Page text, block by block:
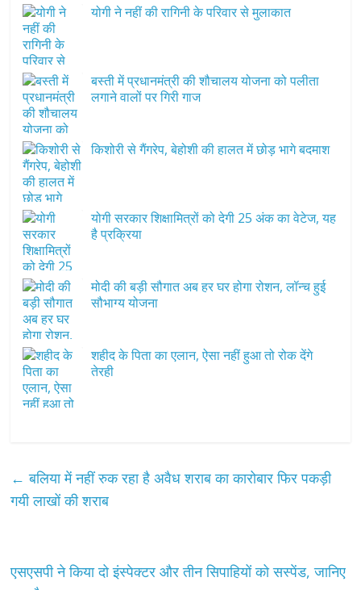
योगी ने नहीं की रागिनी के परिवार से मुलाकात
बस्ती में प्रधानमंत्री की शौचालय योजना को पलीता
लगाने वालों पर गिरी गाज
किशोरी से गैंगरेप, बेहोशी की हालत में छोड़ भागे बदमाश
योगी सरकार शिक्षामित्रों को देगी 25 अंक का वेटेज, यह
है प्रक्रिया
मोदी की बड़ी सौगात अब हर घर होगा रोशन, लॉन्च हुई
सौभाग्य योजना
शहीद के पिता का एलान, ऐसा नहीं हुआ तो रोक देंगे
तेरही
← बलिया में नहीं रुक रहा है अवैध शराब का कारोबार फिर पकड़ी
गयी लाखों की शराब
एसएसपी ने किया दो इंस्पेक्टर और तीन सिपाहियों को सस्पेंड, जानिए